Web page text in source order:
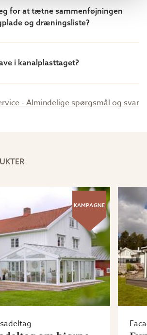
for at tætne sammenføjningen
og dræningsliste?
i kanalplasttaget?
- Almindelige spørgsmål og svar
KAMPAGNE